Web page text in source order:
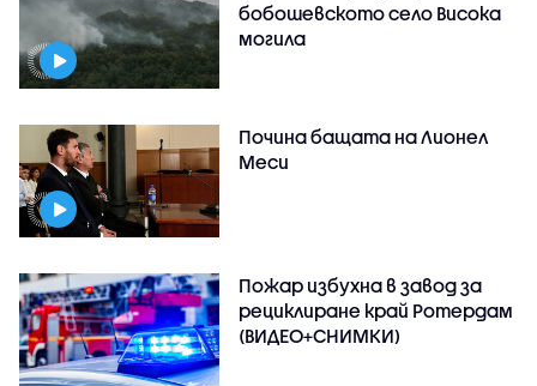
бобошевското село Висока
могила
Почина бащата на Лионел
Меси
Пожар избухна в завод за
рециклиране край Ротердам
(ВИДЕО+СНИМКИ)